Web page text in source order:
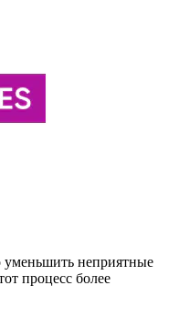
уменьшить неприятные
процесс более